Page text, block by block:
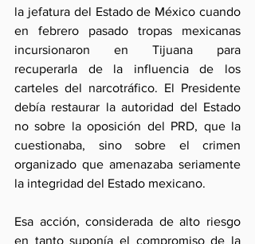
la jefatura del Estado de México cuando
en febrero pasado tropas mexicanas
incursionaron en Tijuana para
recuperarla de la influencia de los
carteles del narcotráfico. El Presidente
debía restaurar la autoridad del Estado
no sobre la oposición del PRD, que la
cuestionaba, sino sobre el crimen
organizado que amenazaba seriamente
la integridad del Estado mexicano.
Esa acción, considerada de alto riesgo
en tanto suponía el compromiso de la